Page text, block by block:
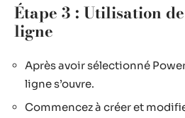
Étape 3 : Utilisation
ligne
Après avoir sélectionné
ligne s’ouvre.
Commencez à créer et